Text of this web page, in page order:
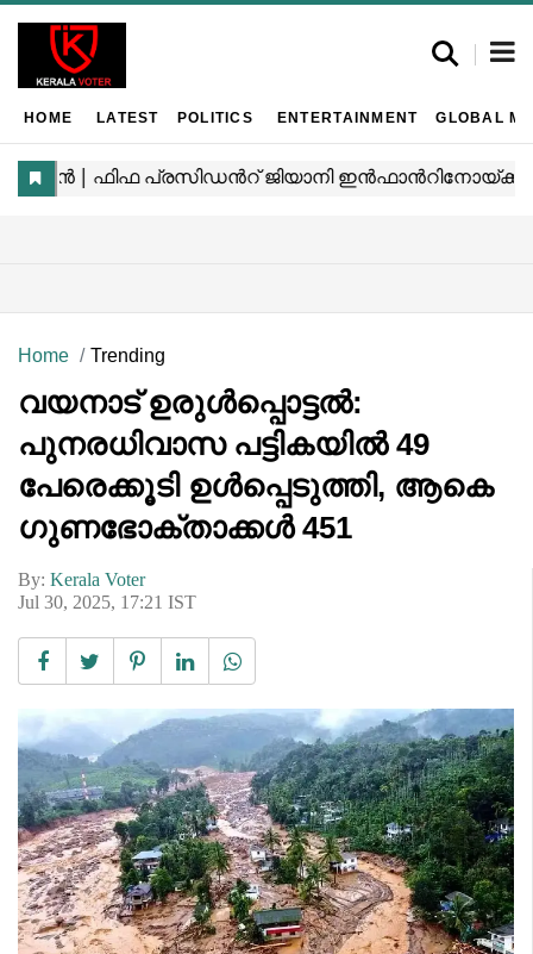
HOME LATEST POLITICS ENTERTAINMENT GLOBAL
Home Trending
വയനാട് ഉരുൾപ്പൊട്ടൽ:
പുനരധിവാസ പട്ടികയിൽ 49
പേരെക്കൂടി ഉൾപ്പെടുത്തി, ആകെ
ഗുണഭോക്താക്കൾ 451
By: Kerala Voter
Jul 30, 2025, 17:21 IST